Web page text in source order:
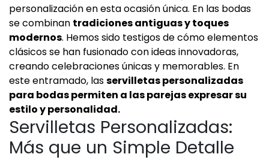
personalización en esta ocasión única. En las bodas
se combinan tradiciones antiguas y toques
modernos. Hemos sido testigos de cómo elementos
clásicos se han fusionado con ideas innovadoras,
creando celebraciones únicas y memorables. En
este entramado, lasservilletas personalizadas
para bodas permiten a las parejas expresar su
estilo y personalidad.
Servilletas Personalizadas:
Más que un Simple Detalle